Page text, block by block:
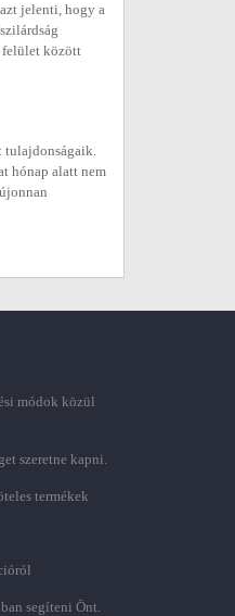
jelenti, hogy a
felület között
tulajdonságaik.
hónap alatt nem
módok közül
szeretne kapni.
termékek
segíteni Önt.